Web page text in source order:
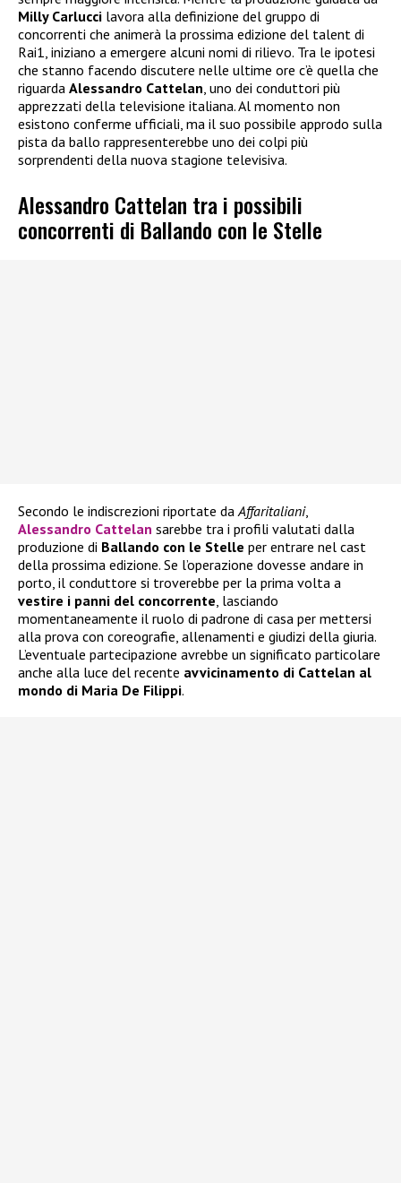
Milly Carlucci lavora alla definizione del gruppo di
concorrenti che animerà la prossima edizione del talent di
Rai1, iniziano a emergere alcuni nomi di rilievo. Tra le ipotesi
che stanno facendo discutere nelle ultime ore c’è quella che
riguarda Alessandro Cattelan, uno dei conduttori più
apprezzati della televisione italiana. Al momento non
esistono conferme ufficiali, ma il suo possibile approdo sulla
pista da ballo rappresenterebbe uno dei colpi più
sorprendenti della nuova stagione televisiva.
Alessandro Cattelan tra i possibili
concorrenti di Ballando con le Stelle
Secondo le indiscrezioni riportate daAffaritaliani,
Alessandro Cattelan sarebbe tra i profili valutati dalla
produzione di Ballando con le Stelle per entrare nel cast
della prossima edizione. Se l’operazione dovesse andare in
porto, il conduttore si troverebbe per la prima volta a
vestire i panni del concorrente, lasciando
momentaneamente il ruolo di padrone di casa per mettersi
alla prova con coreografie, allenamenti e giudizi della giuria.
L’eventuale partecipazione avrebbe un significato particolare
anche alla luce del recente avvicinamento di Cattelan al
mondo di Maria De Filippi.